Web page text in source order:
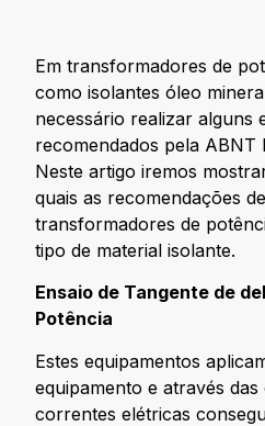
Em transformadores de
como isolantes óleo
necessário realizar alguns
recomendados pela ABNT
Neste artigo iremos
quais as recomendações
transformadores de
tipo de material isolante.
Ensaio de Tangente de
Potência
Estes equipamentos
equipamento e através
correntes elétricas